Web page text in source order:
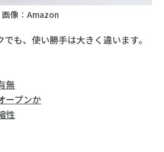
画像：Amazon
も、使い勝手は大きく違います。
無
ープンか
性